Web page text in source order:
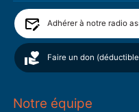
Adhérer à notre radio
Faire un don
Notre équipe